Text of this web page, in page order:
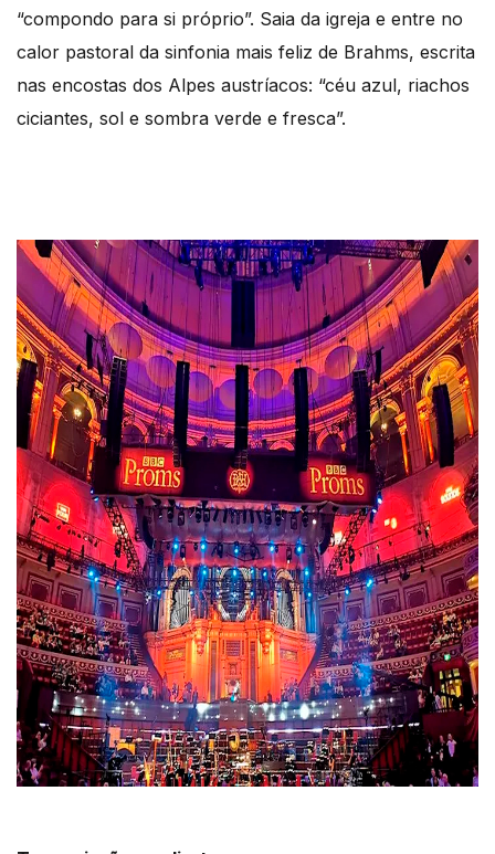
“compondo para si próprio”. Saia da igreja e entre no
calor pastoral da sinfonia mais feliz de Brahms, escrita
nas encostas dos Alpes austríacos: “céu azul, riachos
ciciantes, sol e sombra verde e fresca”.